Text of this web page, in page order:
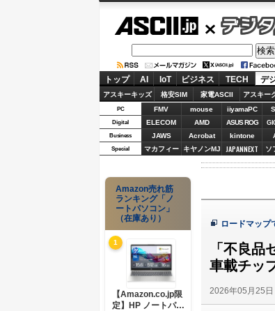
デジタ
トップ AI IoT ビジネス TECH デ
アスキーキッズ 格安SIM 家電ASCII アスキー
PC FMV mouse iiyamaPC
Digital ELECOM AMD ASUS ROG
Business JAWS Acrobat kintone
Special マカフィー キヤノンMJ JAPANNEXT ソ
ロードマップ
「不良
車載チッ
2026年05月25
Amazon売れ筋
ランキング「ノ
ートパソコン」
（在庫あり）
1
【Amazon.co.jp限
定】HP ノートパソ